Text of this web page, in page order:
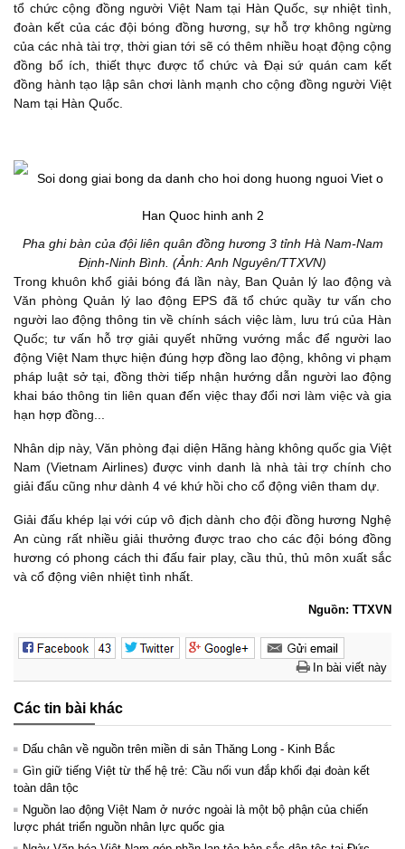
tổ chức cộng đồng người Việt Nam tại Hàn Quốc, sự nhiệt tình,
đoàn kết của các đội bóng đồng hương, sự hỗ trợ không ngừng
của các nhà tài trợ, thời gian tới sẽ có thêm nhiều hoạt động cộng
đồng bổ ích, thiết thực được tổ chức và Đại sứ quán cam kết
đồng hành tạo lập sân chơi lành mạnh cho cộng đồng người Việt
Nam tại Hàn Quốc.
Pha ghi bàn của đội liên quân đồng hương 3 tỉnh Hà Nam-Nam
Định-Ninh Bình. (Ảnh: Anh Nguyên/TTXVN)
Trong khuôn khổ giải bóng đá lần này, Ban Quản lý lao động và
Văn phòng Quản lý lao động EPS đã tổ chức quầy tư vấn cho
người lao động thông tin về chính sách việc làm, lưu trú của Hàn
Quốc; tư vấn hỗ trợ giải quyết những vướng mắc để người lao
động Việt Nam thực hiện đúng hợp đồng lao động, không vi phạm
pháp luật sở tại, đồng thời tiếp nhận hướng dẫn người lao động
khai báo thông tin liên quan đến việc thay đổi nơi làm việc và gia
hạn hợp đồng...
Nhân dịp này, Văn phòng đại diện Hãng hàng không quốc gia Việt
Nam (Vietnam Airlines) được vinh danh là nhà tài trợ chính cho
giải đấu cũng như dành 4 vé khứ hồi cho cổ động viên tham dự.
Giải đấu khép lại với cúp vô địch dành cho đội đồng hương Nghệ
An cùng rất nhiều giải thưởng được trao cho các đội bóng đồng
hương có phong cách thi đấu fair play, cầu thủ, thủ môn xuất sắc
và cổ động viên nhiệt tình nhất.
Nguồn: TTXVN
In bài viết này
Các tin bài khác
Dấu chân về nguồn trên miền di sản Thăng Long - Kinh Bắc
Gìn giữ tiếng Việt từ thế hệ trẻ: Cầu nối vun đắp khối đại đoàn kết
toàn dân tộc
Nguồn lao động Việt Nam ở nước ngoài là một bộ phận của chiến
lược phát triển nguồn nhân lực quốc gia